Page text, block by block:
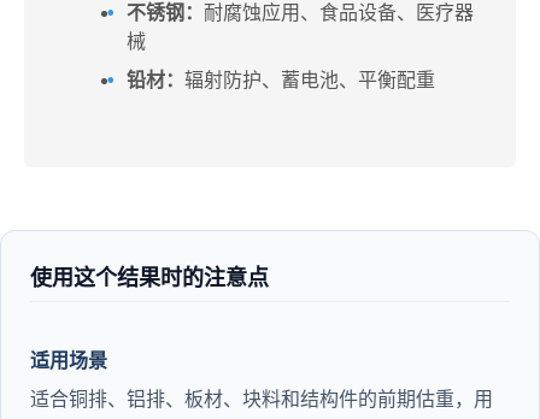
不锈钢： 耐腐蚀应用、食品设备、医疗器
械
铅材： 辐射防护、蓄电池、平衡配重
使用这个结果时的注意点
适用场景
适合铜排、铝排、板材、块料和结构件的前期估重，用